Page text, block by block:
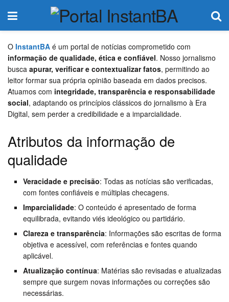
O InstantBA é um portal de notícias comprometido com
informação de qualidade, ética e confiável. Nosso jornalismo
busca apurar, verificar e contextualizar fatos, permitindo ao
leitor formar sua própria opinião baseada em dados precisos.
Atuamos com integridade, transparência e responsabilidade
social, adaptando os princípios clássicos do jornalismo à Era
Digital, sem perder a credibilidade e a imparcialidade.
Atributos da informação de
qualidade
Veracidade e precisão: Todas as notícias são verificadas,
com fontes confiáveis e múltiplas checagens.
Imparcialidade: O conteúdo é apresentado de forma
equilibrada, evitando viés ideológico ou partidário.
Clareza e transparência: Informações são escritas de forma
objetiva e acessível, com referências e fontes quando
aplicável.
Atualização contínua: Matérias são revisadas e atualizadas
sempre que surgem novas informações ou correções são
necessárias.